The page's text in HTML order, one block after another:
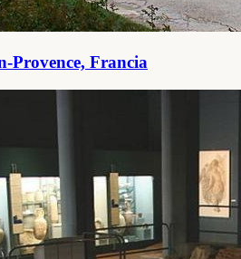
Provence, Francia